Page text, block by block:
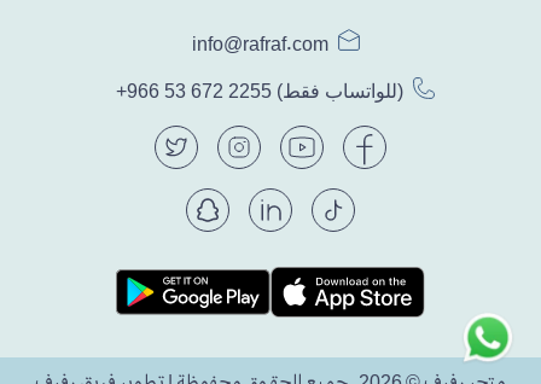
info@rafraf.com
+966 53 672 2255 (للواتساب فقط)